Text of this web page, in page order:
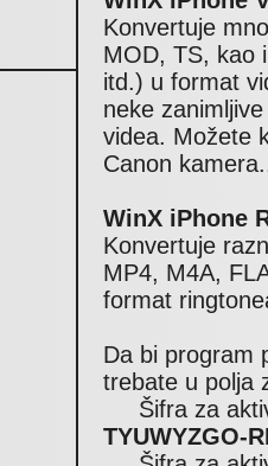
Konvertuje
MOD, TS, kao
itd.) u format
neke
videa. Možete
Canon
WinX iPhone
Konvertuje
MP4, M4A,
format
Da bi program
trebate u polja
Šifra za
TYUWYZGO-